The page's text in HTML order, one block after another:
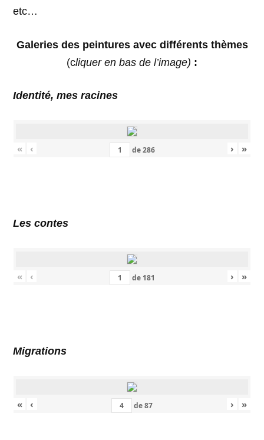
etc…
Galeries des peintures avec différents thèmes
(cliquer en bas de l’image) :
Identité, mes racines
« ‹ de286 › »
Les contes
« ‹ de 181 › »
Migrations
« ‹ de87 › »